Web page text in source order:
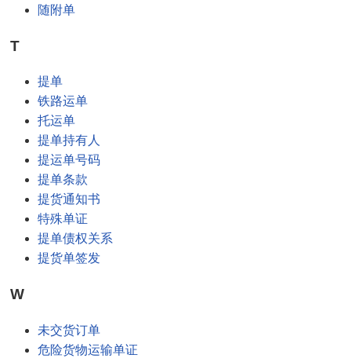
随附单
T
提单
铁路运单
托运单
提单持有人
提运单号码
提单条款
提货通知书
特殊单证
提单债权关系
提货单签发
W
未交货订单
危险货物运输单证